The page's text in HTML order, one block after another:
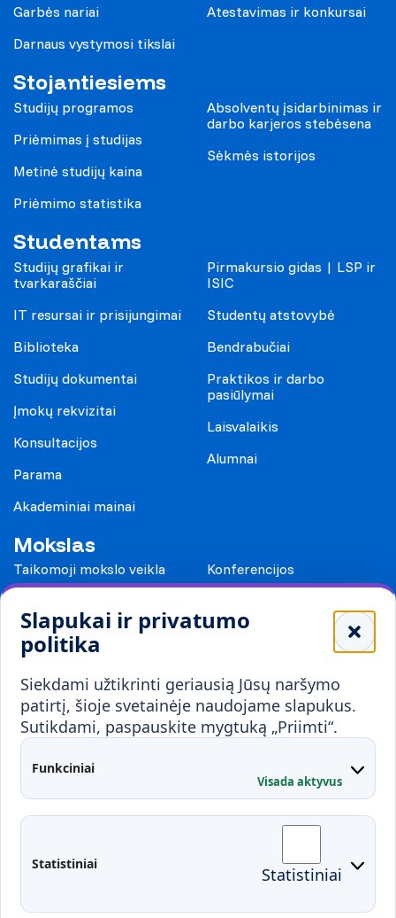
Slapukai ir privatumo
politika
Siekdami užtikrinti geriausią Jūsų naršymo
patirtį, šioje svetainėje naudojame slapukus.
Sutikdami, paspauskite mygtuką „Priimti“.
Funkciniai
Visada aktyvus
Statistiniai Statistiniai
Garbės nariai
Darnaus vystymosi tikslai
Atestavimas ir konkursai
Stojantiesiems
Studijų programos
Priėmimas į studijas
Metinė studijų kaina
Priėmimo statistika
Absolventų įsidarbinimas ir
darbo karjeros stebėsena
Sėkmės istorijos
Studentams
Studijų grafikai ir
tvarkaraščiai
IT resursai ir prisijungimai
Biblioteka
Studijų dokumentai
Įmokų rekvizitai
Konsultacijos
Parama
Akademiniai mainai
Pirmakursio gidas | LSP ir
ISIC
Studentų atstovybė
Bendrabučiai
Praktikos ir darbo
pasiūlymai
Laisvalaikis
Alumnai
Mokslas
Taikomoji mokslo veikla
Konferencijos
Mokykloms
Visuomenei ir verslui
Mokymai ir konsultavimas
Partnerystės
Karjera
Kontaktai
Administracija
Fakultetai
Studentų atstovybė
Moodle